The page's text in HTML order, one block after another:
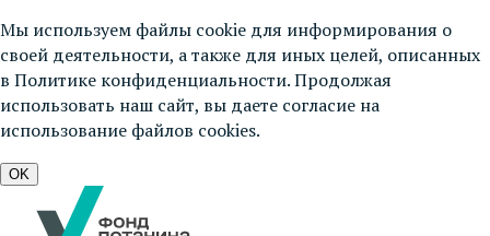
Мы используем файлы cookie для информирования о
своей деятельности, а также для иных целей, описанных
в Политике конфиденциальности. Продолжая
использовать наш сайт, вы даете согласие на
использование файлов cookies.
OK